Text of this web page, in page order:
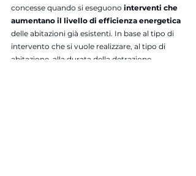
concesse quando si eseguono interventi che
aumentano il livello di efficienza energetica
delle abitazioni già esistenti. In base al tipo di
intervento che si vuole realizzare, al tipo di
abitazione, alla durata della detrazione,